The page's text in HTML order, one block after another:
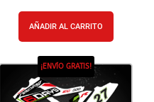
AÑADIR AL CARRITO
¡ENVÍO GRATIS!